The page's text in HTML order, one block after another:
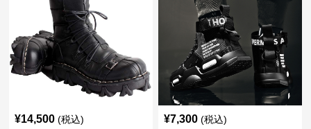
¥14,500 (税込) ¥7,300 (税込)